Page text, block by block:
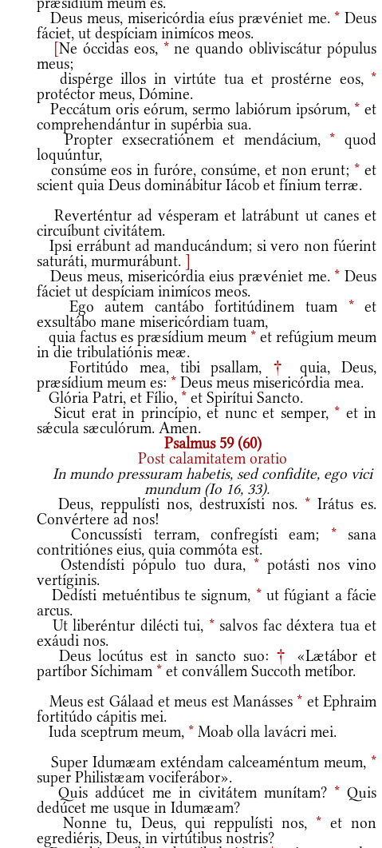
Deus meus, misericórdia eíus prævéniet me. * Deus
fáciet, ut despíciam inimícos meos.
[Ne óccidas eos, *ne quando obliviscátur pópulus
meus;
dispérge illos in virtúte tua et prostérne eos, *
protéctor meus, Dómine.
Peccátum oris eórum, sermo labiórum ipsórum, * et
comprehendántur in supérbia sua.
Propter exsecratiónem et mendácium, * quod
loquúntur,
consúme eos in furóre, consúme, et non erunt; * et
scient quia Deus dominábitur Iácob et fínium terræ.
Reverténtur ad vésperam et latrábunt ut canes et
circuíbunt civitátem.
Ipsi errábunt ad manducándum; si vero non fúerint
saturáti, murmurábunt. ]
Deus meus, misericórdia eius prævéniet me. * Deus
fáciet ut despíciam inimícos meos.
Ego autem cantábo fortitúdinem tuam *et
exsultábo mane misericórdiam tuam,
quia factus es præsídium meum * et refúgium meum
in die tribulatiónis meæ.
Fortitúdo mea, tibi psallam, †
quia, Deus,
præsídium meum es: * Deus meus misericórdia mea.
Glória Patri, et Fílio, * et Spirítui Sancto.
Sicut erat in princípio, et nunc et semper, * et in
sǽcula sæculórum. Amen.
Psalmus 59 (60)
Post calamitatem oratio
In mundo pressuram habetis, sed confidite, ego vici
mundum (Io 16, 33).
Deus, reppulísti nos, destruxísti nos. * Irátus es.
Convértere ad nos!
Concussísti terram, confregísti eam; *sana
contritiónes eius, quia commóta est.
Ostendísti pópulo tuo dura, *potásti nos vino
vertíginis.
Dedísti metuéntibus te signum, *ut fúgiant a fácie
arcus.
Ut liberéntur dilécti tui, *salvos fac déxtera tua et
exáudi nos.
Deus locútus est in sancto suo: †
«Lætábor et
partíbor Síchimam * et convállem Succoth metíbor.
Meus est Gálaad et meus est Manásses * et Ephraim
fortitúdo cápitis mei.
Iuda sceptrum meum, * Moab olla lavácri mei.
Super Idumæam exténdam calceaméntum meum, *
super Philistæam vociferábor».
Quis addúcet me in civitátem munítam? * Quis
dedúcet me usque in Idumæam?
Nonne tu, Deus, qui reppulísti nos, *et non
egrediéris, Deus, in virtútibus nostris?